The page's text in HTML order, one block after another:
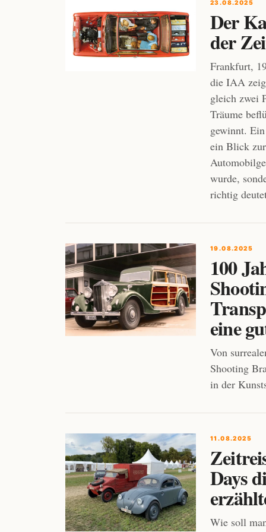
23.08.2025
Der
der
Frankfurt,
die IAA
gleich zwei
Träume
gewinnt.
ein Blick
wurde,
richtig
19.08.2025
100
eine
Von
Shooting
in der
11.08.2025
Days
Wie soll